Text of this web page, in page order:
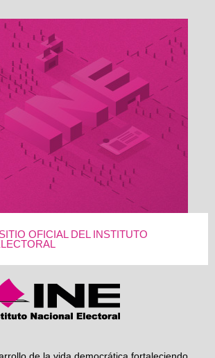
OFICIAL DEL INSTITUTO